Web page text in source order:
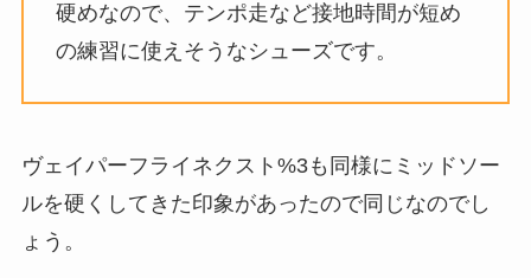
硬めなので、テンポ走など接地時間が短め
の練習に使えそうなシューズです。
ヴェイパーフライネクスト%3も同様にミッドソー
ルを硬くしてきた印象があったので同じなのでし
ょう。